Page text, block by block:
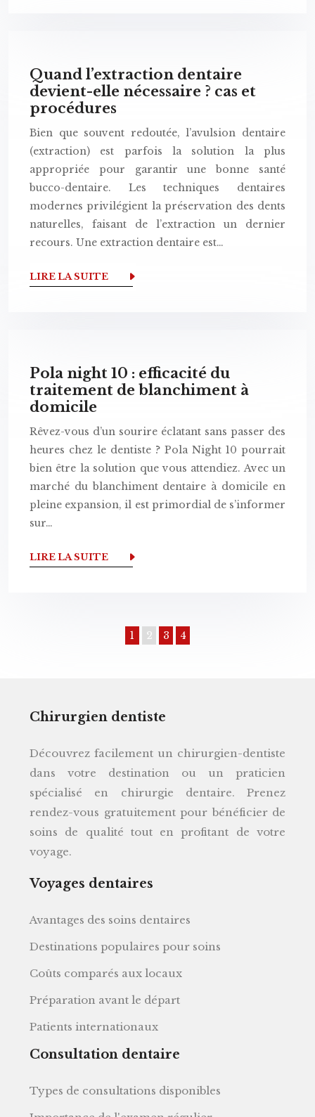
Quand l’extraction dentaire
devient-elle nécessaire ? cas et
procédures
Bien que souvent redoutée, l’avulsion dentaire
(extraction) est parfois la solution la plus
appropriée pour garantir une bonne santé
bucco-dentaire. Les techniques dentaires
modernes privilégient la préservation des dents
naturelles, faisant de l’extraction un dernier
recours. Une extraction dentaire est…
LIRE LA SUITE
Pola night 10 : efficacité du
traitement de blanchiment à
domicile
Rêvez-vous d’un sourire éclatant sans passer des
heures chez le dentiste ? Pola Night 10 pourrait
bien être la solution que vous attendiez. Avec un
marché du blanchiment dentaire à domicile en
pleine expansion, il est primordial de s’informer
sur…
LIRE LA SUITE
1 2 3 4
Chirurgien dentiste
Découvrez facilement un chirurgien-dentiste
dans votre destination ou un praticien
spécialisé en chirurgie dentaire. Prenez
rendez-vous gratuitement pour bénéficier de
soins de qualité tout en profitant de votre
voyage.
Voyages dentaires
Avantages des soins dentaires
Destinations populaires pour soins
Coûts comparés aux locaux
Préparation avant le départ
Patients internationaux
Consultation dentaire
Types de consultations disponibles